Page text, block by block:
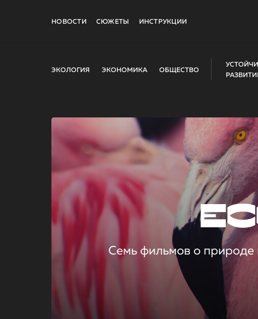
НОВОСТИ СЮЖЕТЫ ИНСТРУКЦИИ
ЭКОЛОГИЯ ЭКОНОМИКА ОБЩЕСТВО
Семь фильмов о природе